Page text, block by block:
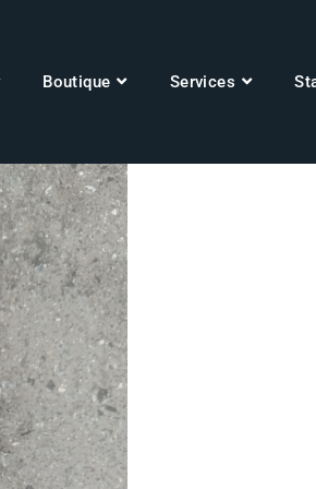
Boutique Services